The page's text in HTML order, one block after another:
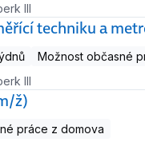
III
techniku a
Možnost občasné
III
ž)
práce z domova